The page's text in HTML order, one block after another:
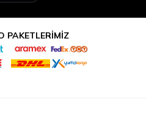
PAKETLERİMİZ